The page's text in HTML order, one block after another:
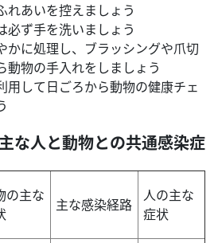
れあいを控えましょう
必ず手を洗いましょう
かに処理し、ブラッシングや爪切
動物の手入れをしましょう
用して日ごろから動物の健康チェ
な人と動物との共通感染症
の主な
主な感染経路
人の主な
症状